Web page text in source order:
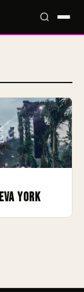
📰 Magazine
York